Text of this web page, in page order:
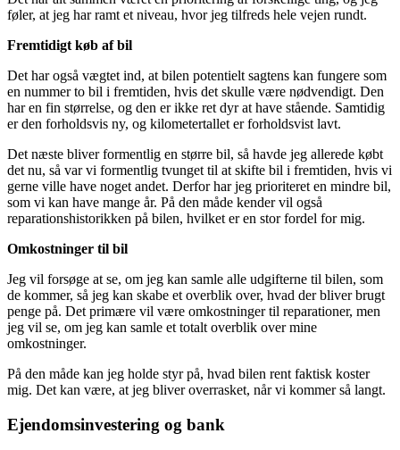
føler, at jeg har ramt et niveau, hvor jeg tilfreds hele vejen rundt.
Fremtidigt køb af bil
Det har også vægtet ind, at bilen potentielt sagtens kan fungere som
en nummer to bil i fremtiden, hvis det skulle være nødvendigt. Den
har en fin størrelse, og den er ikke ret dyr at have stående. Samtidig
er den forholdsvis ny, og kilometertallet er forholdsvist lavt.
Det næste bliver formentlig en større bil, så havde jeg allerede købt
det nu, så var vi formentlig tvunget til at skifte bil i fremtiden, hvis vi
gerne ville have noget andet. Derfor har jeg prioriteret en mindre bil,
som vi kan have mange år. På den måde kender vil også
reparationshistorikken på bilen, hvilket er en stor fordel for mig.
Omkostninger til bil
Jeg vil forsøge at se, om jeg kan samle alle udgifterne til bilen, som
de kommer, så jeg kan skabe et overblik over, hvad der bliver brugt
penge på. Det primære vil være omkostninger til reparationer, men
jeg vil se, om jeg kan samle et totalt overblik over mine
omkostninger.
På den måde kan jeg holde styr på, hvad bilen rent faktisk koster
mig. Det kan være, at jeg bliver overrasket, når vi kommer så langt.
Ejendomsinvestering og bank